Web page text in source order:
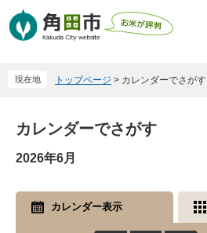
ー
ニ
現在地 トップページ > カレンダーでさがす
文
カレンダーでさがす
2026年6月
カレンダー表示